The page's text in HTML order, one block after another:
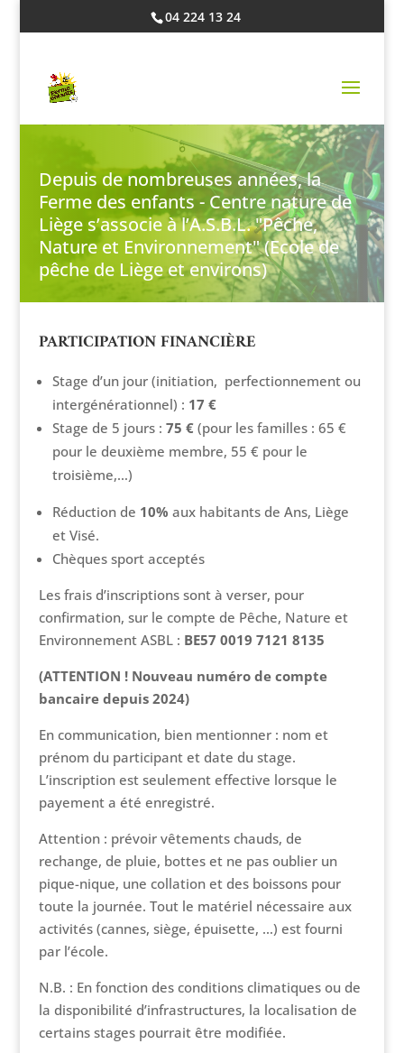
04 224 13 24
STAGES PÊCHE
Depuis de nombreuses années, la
Ferme des enfants - Centre nature de
Liège s’associe à l’A.S.B.L. "Pêche,
Nature et Environnement" (Ecole de
pêche de Liège et environs)
PARTICIPATION FINANCIÈRE
Stage d’un jour (initiation, perfectionnement ou
intergénérationnel) : 17 €
Stage de 5 jours : 75 € (pour les familles : 65 €
pour le deuxième membre, 55 € pour le
troisième,…)
Réduction de 10% aux habitants de Ans, Liège
et Visé.
Chèques sport acceptés
Les frais d’inscriptions sont à verser, pour
confirmation, sur le compte de Pêche, Nature et
Environnement ASBL : BE57 0019 7121 8135
(ATTENTION ! Nouveau numéro de compte
bancaire depuis 2024)
En communication, bien mentionner : nom et
prénom du participant et date du stage.
L’inscription est seulement effective lorsque le
payement a été enregistré.
Attention : prévoir vêtements chauds, de
rechange, de pluie, bottes et ne pas oublier un
pique-nique, une collation et des boissons pour
toute la journée. Tout le matériel nécessaire aux
activités (cannes, siège, épuisette, …) est fourni
par l’école.
N.B. : En fonction des conditions climatiques ou de
la disponibilité d’infrastructures, la localisation de
certains stages pourrait être modifiée.